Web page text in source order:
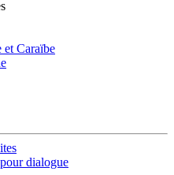
et Caraïbe
dialogue